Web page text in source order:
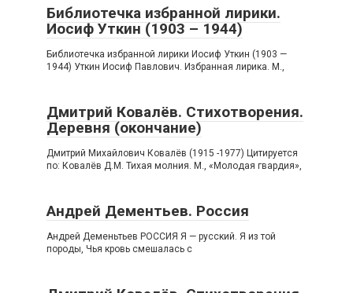
Библиотечка избранной лирики.
Иосиф Уткин (1903 – 1944)
Библиотечка избранной лирики Иосиф Уткин (1903 —
1944) Уткин Иосиф Павлович. Избранная лирика. М.,
Дмитрий Ковалёв. Стихотворения.
Деревня (окончание)
Дмитрий Михайлович Ковалёв (1915 -1977) Цитируется
по: Ковалёв Д.М. Тихая молния. М., «Молодая гвардия»,
Андрей Дементьев. Россия
Андрей Деменьтьев РОССИЯ Я — русский. Я из той
породы, Чья кровь смешалась с